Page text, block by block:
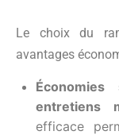
Le choix du
avantages
entretiens
efficace